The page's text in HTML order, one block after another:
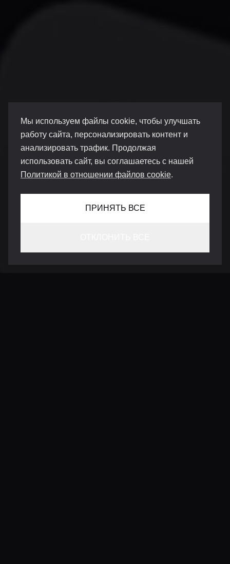
Мы используем файлы cookie, чтобы улучшать
работу сайта, персонализировать контент и
анализировать трафик. Продолжая
использовать сайт, вы соглашаетесь с нашей
Политикой в отношении файлов cookie.
ПРИНЯТЬ ВСЕ